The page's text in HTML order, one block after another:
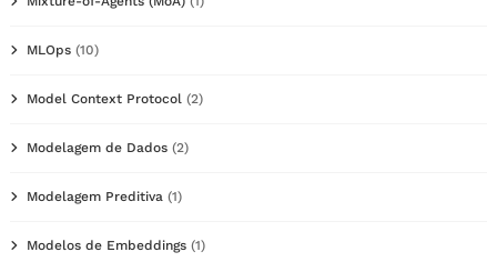
MLOps (10)
Model Context Protocol (2)
Modelagem de Dados (2)
Modelagem Preditiva (1)
Modelos de Embeddings (1)